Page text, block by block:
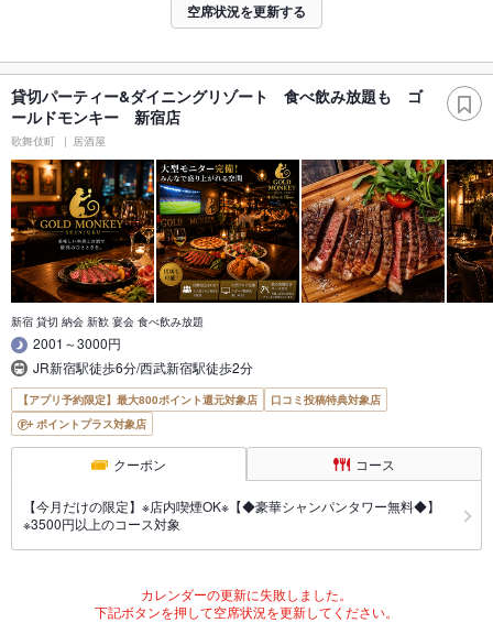
空席状況を更新する
貸切パーティー&ダイニングリゾート 食べ飲み放題も ゴ
ールドモンキー 新宿店
歌舞伎町 居酒屋
新宿 貸切 納会 新歓 宴会 食べ飲み放題
2001～3000円
JR新宿駅徒歩6分/西武新宿駅徒歩2分
【アプリ予約限定】最大800ポイント還元対象店
口コミ投稿特典対象店
ポイントプラス対象店
クーポン コース
【今月だけの限定】※店内喫煙OK※【◆豪華シャンパンタワー無料◆】
※3500円以上のコース対象
カレンダーの更新に失敗しました。
下記ボタンを押して空席状況を更新してください。